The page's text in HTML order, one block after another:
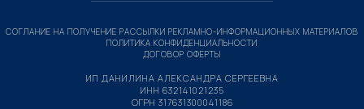
ИП ДАНИЛИНА АЛЕКСАНДРА СЕРГЕЕВНА
ИНН 632141021235
ОГРН 317631300041186
СОГЛАНИЕ НА ПОЛУЧЕНИЕ РАССЫЛКИ РЕКЛАМНО-ИНФОРМАЦИОННЫХ МАТЕРИАЛОВ
ПОЛИТИКА КОНФИДЕНЦИАЛЬНОСТИ
ДОГОВОР ОФЕРТЫ